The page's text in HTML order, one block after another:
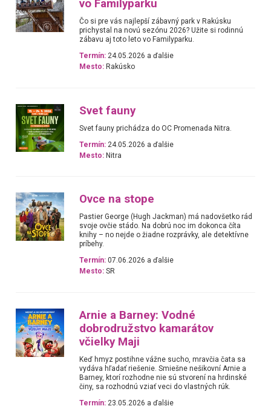
vo Familyparku
Čo si pre vás najlepší zábavný park v Rakúsku
prichystal na novú sezónu 2026? Užite si rodinnú
zábavu aj toto leto vo Familyparku.
Termín: 24.05.2026 a ďalšie
Mesto: Rakúsko
Svet fauny
Svet fauny prichádza do OC Promenada Nitra.
Termín: 24.05.2026 a ďalšie
Mesto: Nitra
Ovce na stope
Pastier George (Hugh Jackman) má nadovšetko rád
svoje ovčie stádo. Na dobrú noc im dokonca číta
knihy – no nejde o žiadne rozprávky, ale detektívne
príbehy.
Termín: 07.06.2026 a ďalšie
Mesto: SR
Arnie a Barney: Vodné
dobrodružstvo kamarátov
včielky Maji
Keď hmyz postihne vážne sucho, mravčia čata sa
vydáva hľadať riešenie. Smiešne nešikovní Arnie a
Barney, ktorí rozhodne nie sú stvorení na hrdinské
činy, sa rozhodnú vziať veci do vlastných rúk.
Termín: 23.05.2026 a ďalšie